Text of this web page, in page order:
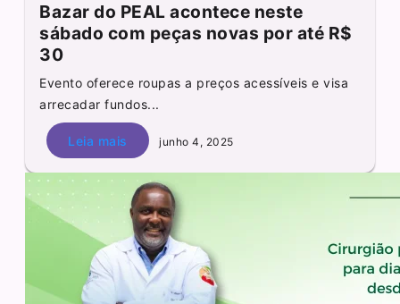
Bazar do PEAL acontece neste
sábado com peças novas por até R$
30
Evento oferece roupas a preços acessíveis e visa
arrecadar fundos...
Leia mais junho 4, 2025